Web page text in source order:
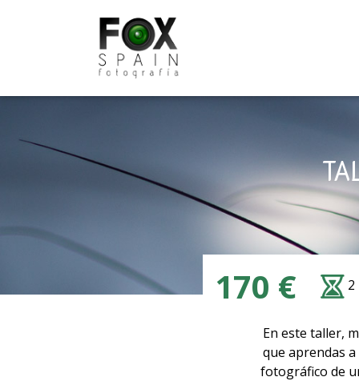
170 € 2
En este taller,
que aprendas
fotográfico de